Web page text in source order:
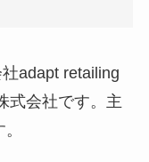
ぜ高い？なぜ
安く買える方
説！
adapt retailing
式会社です。主